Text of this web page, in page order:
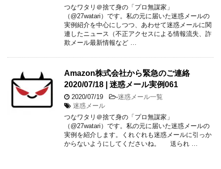
つなワタリ＠捨て身の「プロ無謀家」
（@27watari）です。私の元に届いた迷惑メールの
実例紹介を中心にしつつ、あわせて迷惑メールに関
連したニュース（不正アクセスによる情報流失、詐
欺メール最新情報など …
Amazon株式会社から緊急のご連絡
2020/07/18 | 迷惑メール実例061
2020/07/19 -迷惑メール一覧
迷惑メール
つなワタリ＠捨て身の「プロ無謀家」
（@27watari）です。私の元に届いた迷惑メールの
実例を紹介します。くれぐれも迷惑メールに引っか
からないようにしてくださいね。 送られ …